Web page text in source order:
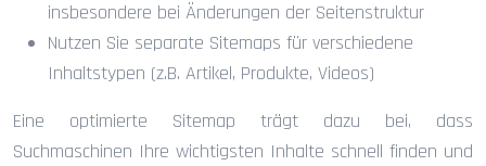
insbesondere bei Änderungen der Seitenstruktur
Nutzen Sie separate Sitemaps für verschiedene
Inhaltstypen (z.B. Artikel, Produkte, Videos)
Eine optimierte Sitemap trägt dazu bei, dass
Suchmaschinen Ihre wichtigsten Inhalte schnell finden und